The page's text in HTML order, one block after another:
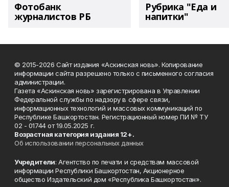
Фотобанк
журналистов РБ
Рубрика "Еда и
напитки"
© 2015-2026 Сайт издания «Аскинская новь». Копирование
информации сайта разрешено только с письменного согласия
администрации.
Газета «Аскинская новь» зарегистрирована в Управлении
Федеральной службы по надзору в сфере связи,
информационных технологий и массовых коммуникаций по
Республике Башкортостан. Регистрационный номер ПИ № ТУ
02 - 01744 от 19.05.2025 г.
Возрастная категория издания 12+.
Об использовании персональных данных
Учредители: Агентство по печати и средствам массовой
информации Республики Башкортостан, Акционерное
общество Издательский дом «Республика Башкортостан».